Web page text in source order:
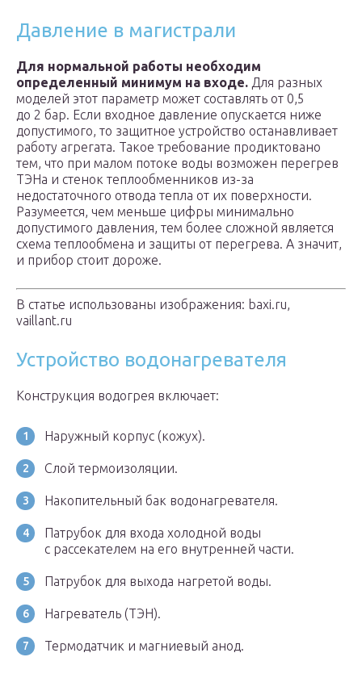
Давление в магистрали
Для нормальной работы необходим
определенный минимум на входе. Для разных
моделей этот параметр может составлять от 0,5
до 2 бар. Если входное давление опускается ниже
допустимого, то защитное устройство останавливает
работу агрегата. Такое требование продиктовано
тем, что при малом потоке воды возможен перегрев
ТЭНа и стенок теплообменников из-за
недостаточного отвода тепла от их поверхности.
Разумеется, чем меньше цифры минимально
допустимого давления, тем более сложной является
схема теплообмена и защиты от перегрева. А значит,
и прибор стоит дороже.
В статье использованы изображения: baxi.ru,
vaillant.ru
Устройство водонагревателя
Конструкция водогрея включает:
Наружный корпус (кожух).
Слой термоизоляции.
Накопительный бак водонагревателя.
Патрубок для входа холодной воды
с рассекателем на его внутренней части.
Патрубок для выхода нагретой воды.
Нагреватель (ТЭН).
Термодатчик и магниевый анод.